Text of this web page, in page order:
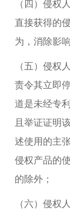
（四）侵权
直接获得的
为，消除影
（五）侵权
责令其立即
道是未经专
且举证证明
述使用的主
侵权产品的
的除外；
（六）侵权